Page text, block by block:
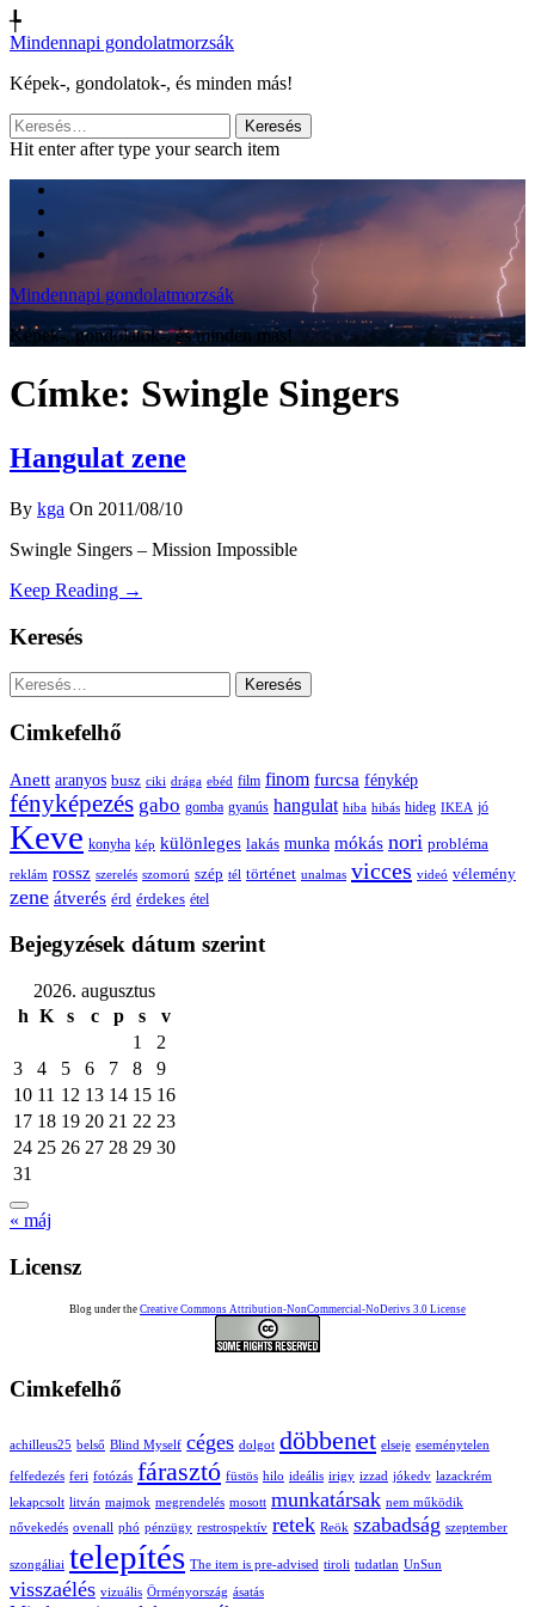
╄
Mindennapi gondolatmorzsák
Képek-, gondolatok-, és minden más!
Keresés:
Hit enter after type your search item
Mindennapi gondolatmorzsák
Képek-, gondolatok-, és minden más!
Címke: Swingle Singers
Hangulat zene
By kga On 2011/08/10
Swingle Singers – Mission Impossible
Keep Reading →
Keresés
Keresés:
Cimkefelhő
Anett aranyos busz ciki drága ebéd film finom furcsa fénykép
fényképezés gabo gomba gyanús hangulat hiba hibás hideg IKEA jó
Keve konyha kép különleges lakás munka mókás nori probléma
reklám rossz szerelés szomorú szép tél történet unalmas vicces videó vélemény
zene átverés érd érdekes étel
Bejegyzések dátum szerint
2026. augusztus
h K s c p s
v
1
2
3
4 5 6 7 8
9
10 11 12 13 14 15 16
17 18 19 20 21 22 23
24 25 26 27 28 29 30
31
« máj
Licensz
Blog under the Creative Commons Attribution-NonCommercial-NoDerivs 3.0 License
Cimkefelhő
achilleus25 belső Blind Myself céges dolgot döbbenet elseje eseménytelen
felfedezés feri fotózás fárasztó füstös hilo ideális irigy izzad jókedv lazackrém
lekapcsolt litván majmok megrendelés mosott munkatársak nem működik
nővekedés ovenall phó pénzügy restrospektív retek Reök szabadság szeptember
szongáliai telepítés The item is pre-advised tiroli tudatlan UnSun
visszaélés vizuális Örményország ásatás